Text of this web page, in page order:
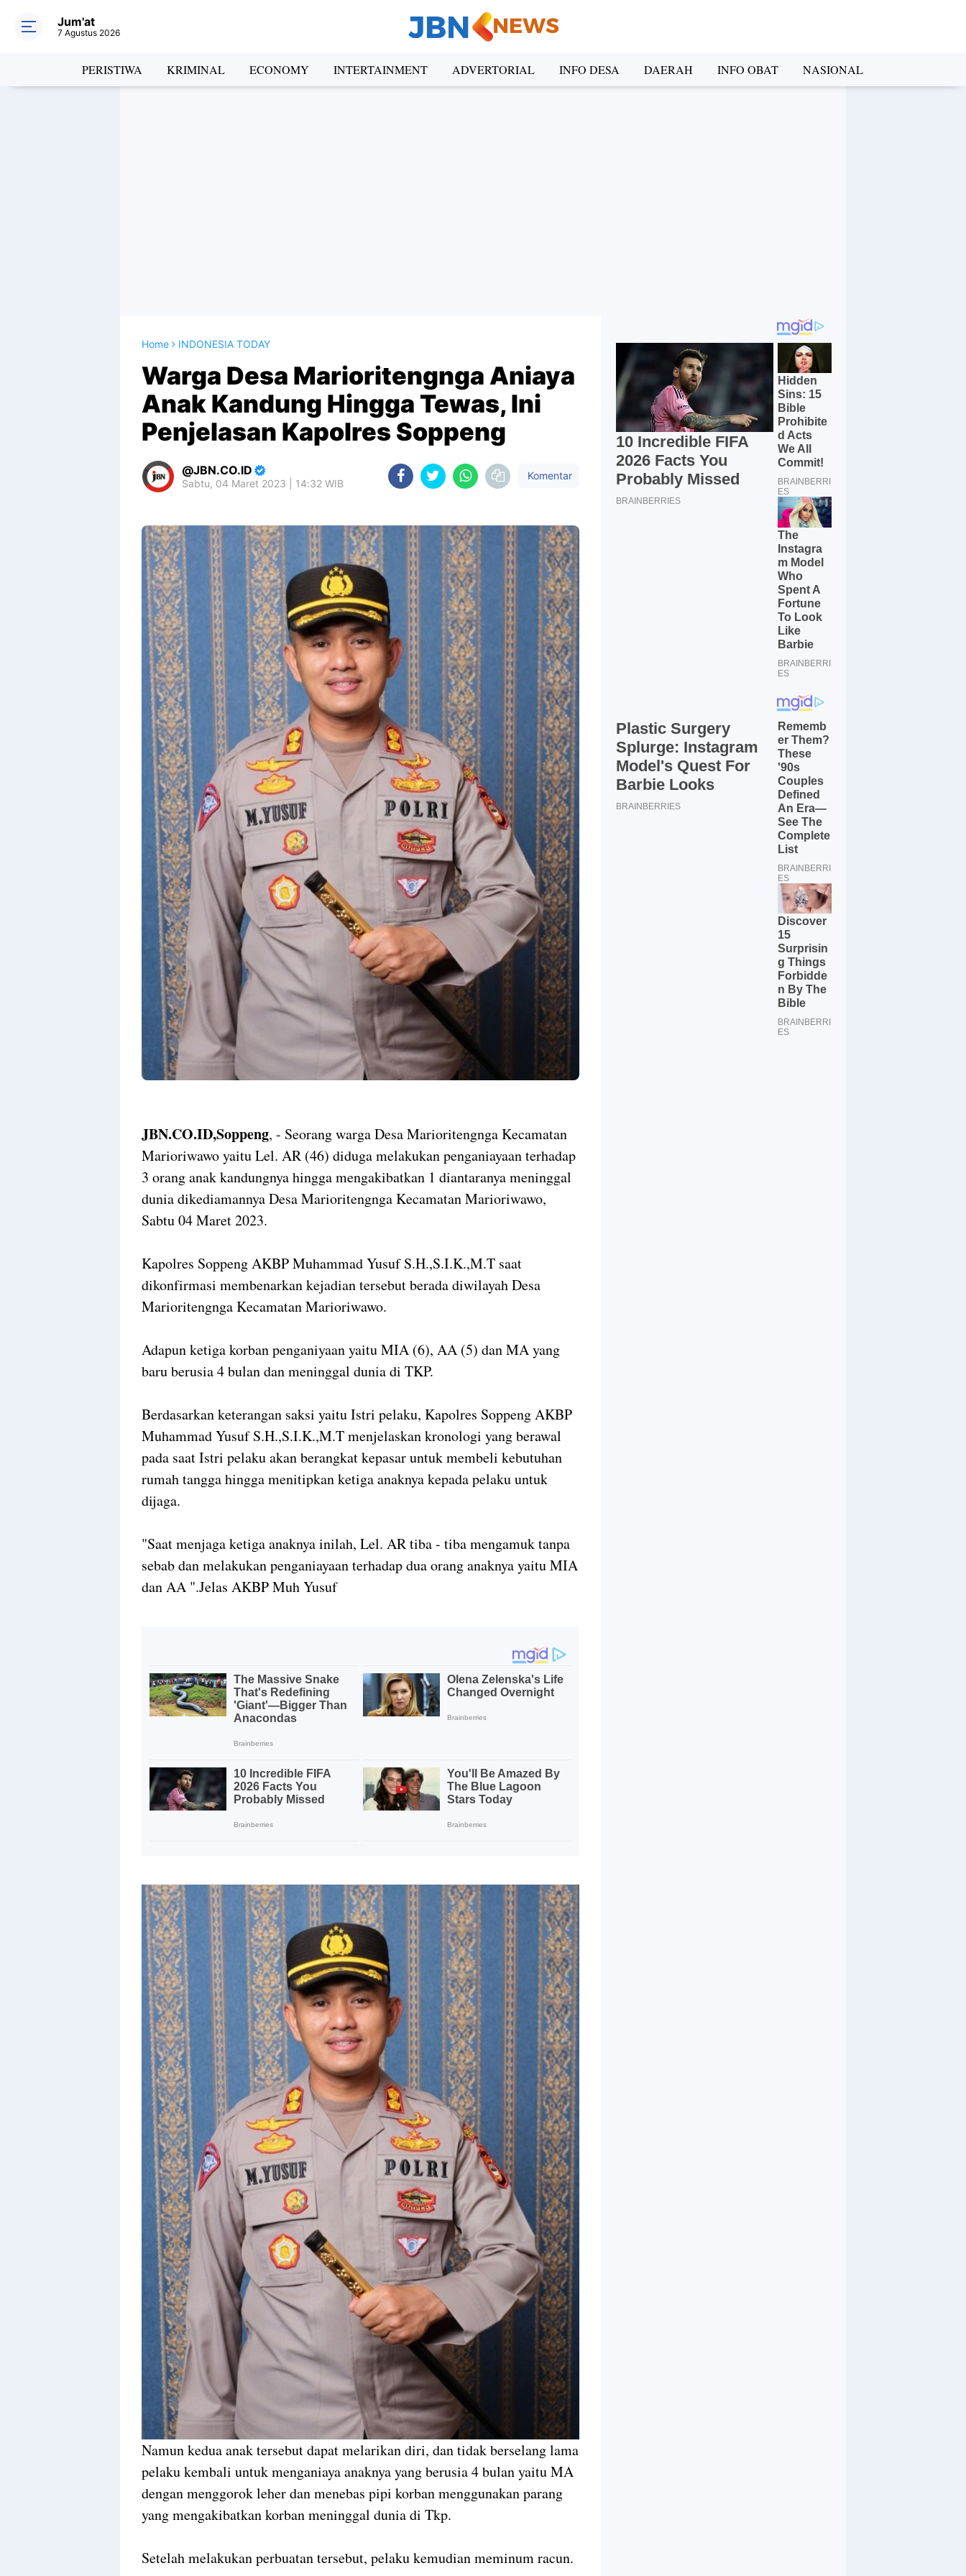
Jum'at
7 Agustus 2026
PERISTIWA KRIMINAL ECONOMY INTERTAINMENT ADVERTORIAL INFO DESA DAERAH INFO OBAT NASIONAL
Home INDONESIA TODAY
Warga Desa Marioritengnga Aniaya
Anak Kandung Hingga Tewas, Ini
Penjelasan Kapolres Soppeng
JBN.CO.ID
Sabtu, 04 Maret 2023 | 14:32 WIB
Komentar
JBN.CO.ID,Soppeng, - Seorang warga Desa Marioritengnga Kecamatan
Marioriwawo yaitu Lel. AR (46) diduga melakukan penganiayaan terhadap
3 orang anak kandungnya hingga mengakibatkan 1 diantaranya meninggal
dunia dikediamannya Desa Marioritengnga Kecamatan Marioriwawo,
Sabtu 04 Maret 2023.
Kapolres Soppeng AKBP Muhammad Yusuf S.H.,S.I.K.,M.T saat
dikonfirmasi membenarkan kejadian tersebut berada diwilayah Desa
Marioritengnga Kecamatan Marioriwawo.
Adapun ketiga korban penganiyaan yaitu MIA (6), AA (5) dan MA yang
baru berusia 4 bulan dan meninggal dunia di TKP.
Berdasarkan keterangan saksi yaitu Istri pelaku, Kapolres Soppeng AKBP
Muhammad Yusuf S.H.,S.I.K.,M.T menjelaskan kronologi yang berawal
pada saat Istri pelaku akan berangkat kepasar untuk membeli kebutuhan
rumah tangga hingga menitipkan ketiga anaknya kepada pelaku untuk
dijaga.
"Saat menjaga ketiga anaknya inilah, Lel. AR tiba - tiba mengamuk tanpa
sebab dan melakukan penganiayaan terhadap dua orang anaknya yaitu MIA
dan AA ".Jelas AKBP Muh Yusuf
Namun kedua anak tersebut dapat melarikan diri, dan tidak berselang lama
pelaku kembali untuk menganiaya anaknya yang berusia 4 bulan yaitu MA
dengan menggorok leher dan menebas pipi korban menggunakan parang
yang mengakibatkan korban meninggal dunia di Tkp.
Setelah melakukan perbuatan tersebut, pelaku kemudian meminum racun.